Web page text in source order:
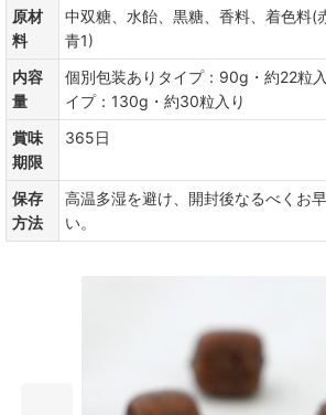
原材
料
中双糖、水飴、黒糖、香料、着色料(
青1)
内容
量
個別包装ありタイプ：90g・約22粒
イプ：130g・約30粒入り
賞味
期限
365日
保存
方法
高温多湿を避け、開封後なるべくお
い。